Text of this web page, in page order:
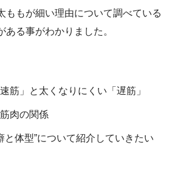
ももが細い理由について調べている
ある事がわかりました。
筋」と太くなりにくい「遅筋」
肉の関係
と体型”について紹介していきたい